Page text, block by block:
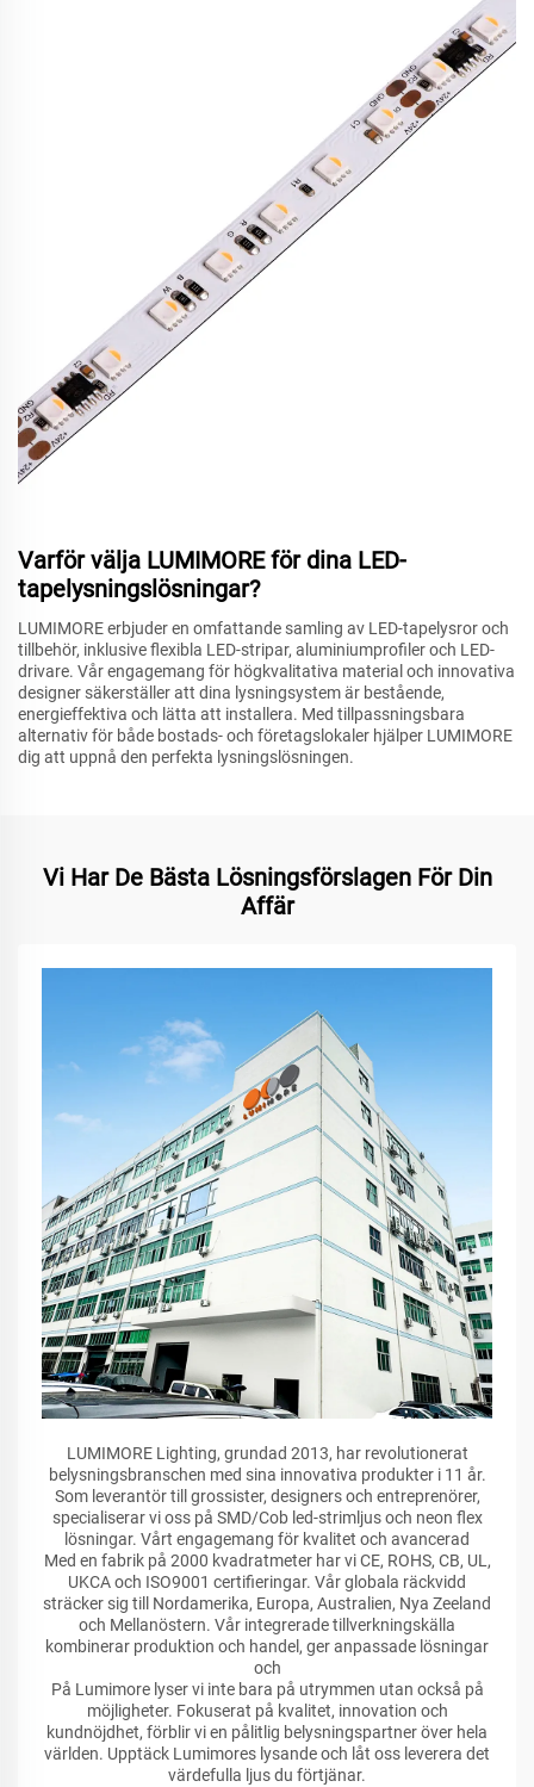
Varför välja LUMIMORE för dina LED-
tapelysningslösningar?
LUMIMORE erbjuder en omfattande samling av LED-tapelysror och
tillbehör, inklusive flexibla LED-stripar, aluminiumprofiler och LED-
drivare. Vår engagemang för högkvalitativa material och innovativa
designer säkerställer att dina lysningsystem är bestående,
energieffektiva och lätta att installera. Med tillpassningsbara
alternativ för både bostads- och företagslokaler hjälper LUMIMORE
dig att uppnå den perfekta lysningslösningen.
Vi Har De Bästa Lösningsförslagen För Din
Affär
LUMIMORE Lighting, grundad 2013, har revolutionerat
belysningsbranschen med sina innovativa produkter i 11 år.
Som leverantör till grossister, designers och entreprenörer,
specialiserar vi oss på SMD/Cob led-strimljus och neon flex
lösningar. Vårt engagemang för kvalitet och avancerad
Med en fabrik på 2000 kvadratmeter har vi CE, ROHS, CB, UL,
UKCA och ISO9001 certifieringar. Vår globala räckvidd
sträcker sig till Nordamerika, Europa, Australien, Nya Zeeland
och Mellanöstern. Vår integrerade tillverkningskälla
kombinerar produktion och handel, ger anpassade lösningar
och
På Lumimore lyser vi inte bara på utrymmen utan också på
möjligheter. Fokuserat på kvalitet, innovation och
kundnöjdhet, förblir vi en pålitlig belysningspartner över hela
världen. Upptäck Lumimores lysande och låt oss leverera det
värdefulla ljus du förtjänar.